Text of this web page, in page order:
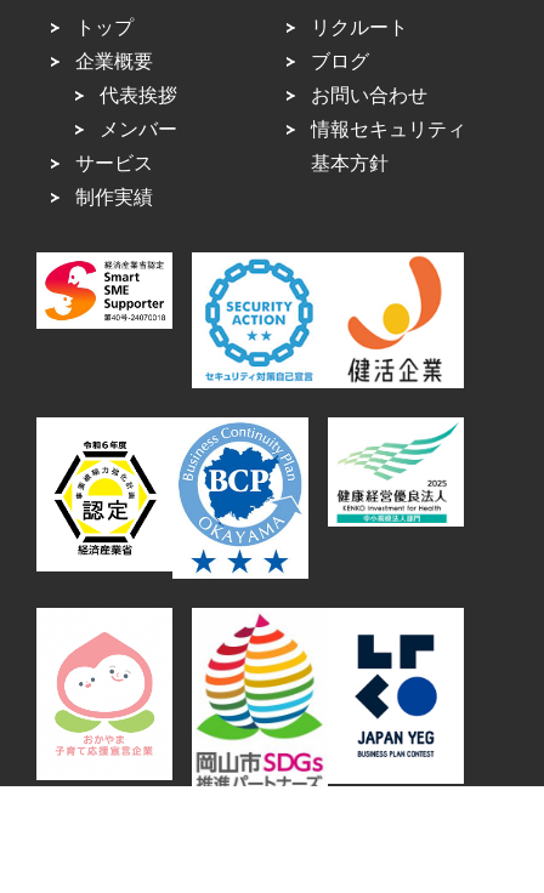
トップ
企業概要
代表挨拶
メンバー
サービス
制作実績
リクルート
ブログ
お問い合わせ
情報セキュリティ
基本方針